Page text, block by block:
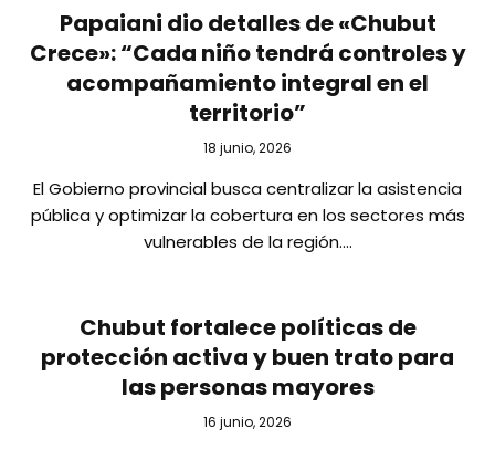
Papaiani dio detalles de «Chubut
Crece»: “Cada niño tendrá controles y
acompañamiento integral en el
territorio”
18 junio, 2026
El Gobierno provincial busca centralizar la asistencia
pública y optimizar la cobertura en los sectores más
vulnerables de la región.…
Chubut fortalece políticas de
protección activa y buen trato para
las personas mayores
16 junio, 2026